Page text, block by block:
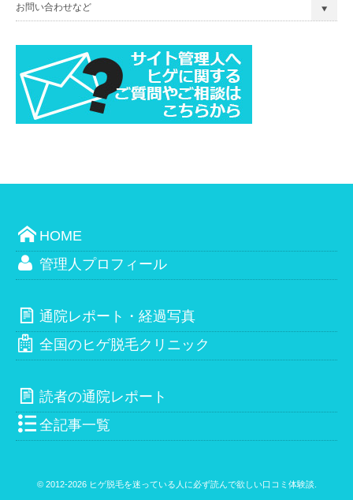
お問い合わせなど
HOME
管理人プロフィール
通院レポート・経過写真
全国のヒゲ脱毛クリニック
読者の通院レポート
全記事一覧
© 2012-2026 ヒゲ脱毛を迷っている人に必ず読んで欲しい口コミ体験談.